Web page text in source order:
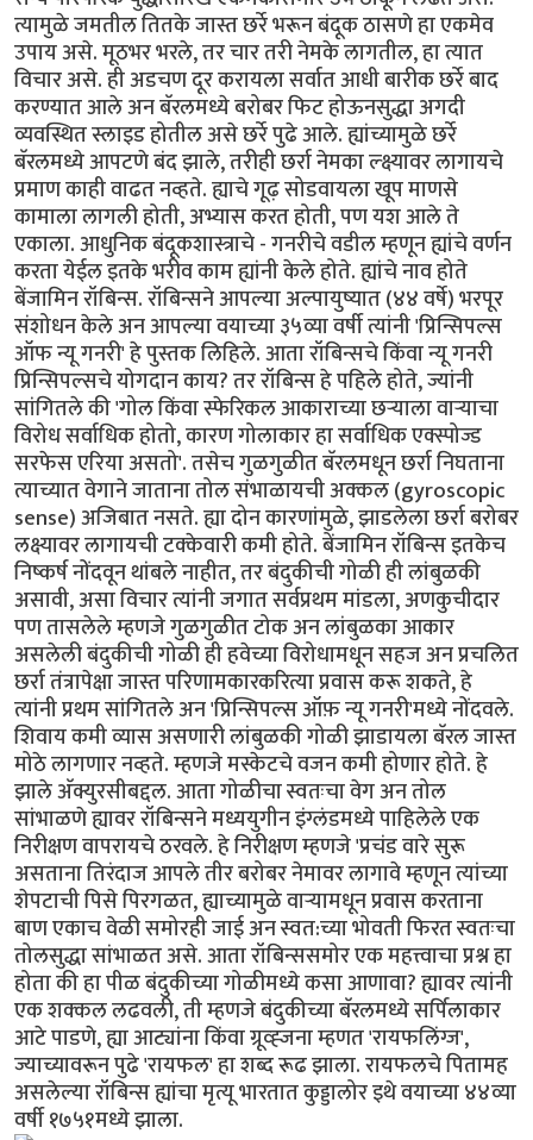
त्यामुळे जमतील तितके जास्त छर्रे भरून बंदूक ठासणे हा एकमेव
उपाय असे. मूठभर भरले, तर चार तरी नेमके लागतील, हा त्यात
विचार असे. ही अडचण दूर करायला सर्वात आधी बारीक छर्रे बाद
करण्यात आले अन बॅरलमध्ये बरोबर फिट होऊनसुद्धा अगदी
व्यवस्थित स्लाइड होतील असे छर्रे पुढे आले. ह्यांच्यामुळे छर्रे
बॅरलमध्ये आपटणे बंद झाले, तरीही छर्रा नेमका ल्क्ष्यावर लागायचे
प्रमाण काही वाढत नव्हते. ह्याचे गूढ़ सोडवायला खूप माणसे
कामाला लागली होती, अभ्यास करत होती, पण यश आले ते
एकाला. आधुनिक बंदूकशास्त्राचे - गनरीचे वडील म्हणून ह्यांचे वर्णन
करता येईल इतके भरीव काम ह्यांनी केले होते. ह्यांचे नाव होते
बेंजामिन रॉबिन्स. रॉबिन्सने आपल्या अल्पायुष्यात (४४ वर्षे) भरपूर
संशोधन केले अन आपल्या वयाच्या ३५व्या वर्षी त्यांनी 'प्रिन्सिपल्स
ऑफ न्यू गनरी' हे पुस्तक लिहिले. आता रॉबिन्सचे किंवा न्यू गनरी
प्रिन्सिपल्सचे योगदान काय? तर रॉबिन्स हे पहिले होते, ज्यांनी
सांगितले की 'गोल किंवा स्फेरिकल आकाराच्या छर्‍याला वार्‍याचा
विरोध सर्वाधिक होतो, कारण गोलाकार हा सर्वाधिक एक्स्पोज्ड
सरफेस एरिया असतो'. तसेच गुळगुळीत बॅरलमधून छर्रा निघताना
त्याच्यात वेगाने जाताना तोल संभाळायची अक्कल (gyroscopic
sense) अजिबात नसते. ह्या दोन कारणांमुळे, झाडलेला छर्रा बरोबर
लक्ष्यावर लागायची टक्केवारी कमी होते. बेंजामिन रॉबिन्स इतकेच
निष्कर्ष नोंदवून थांबले नाहीत, तर बंदुकीची गोळी ही लांबुळकी
असावी, असा विचार त्यांनी जगात सर्वप्रथम मांडला, अणकुचीदार
पण तासलेले म्हणजे गुळगुळीत टोक अन लांबुळका आकार
असलेली बंदुकीची गोळी ही हवेच्या विरोधामधून सहज अन प्रचलित
छर्रा तंत्रापेक्षा जास्त परिणामकारकरित्या प्रवास करू शकते, हे
त्यांनी प्रथम सांगितले अन 'प्रिन्सिपल्स ऑफ़ न्यू गनरी'मध्ये नोंदवले.
शिवाय कमी व्यास असणारी लांबुळकी गोळी झाडायला बॅरल जास्त
मोठे लागणार नव्हते. म्हणजे मस्केटचे वजन कमी होणार होते. हे
झाले अ‍ॅक्युरसीबद्दल. आता गोळीचा स्वतःचा वेग अन तोल
सांभाळणे ह्यावर रॉबिन्सने मध्ययुगीन इंग्लंडमध्ये पाहिलेले एक
निरीक्षण वापरायचे ठरवले. हे निरीक्षण म्हणजे 'प्रचंड वारे सुरू
असताना तिरंदाज आपले तीर बरोबर नेमावर लागावे म्हणून त्यांच्या
शेपटाची पिसे पिरगळत, ह्याच्यामुळे वार्‍यामधून प्रवास करताना
बाण एकाच वेळी समोरही जाई अन स्वत:च्या भोवती फिरत स्वतःचा
तोलसुद्धा सांभाळत असे. आता रॉबिन्ससमोर एक महत्त्वाचा प्रश्न हा
होता की हा पीळ बंदुकीच्या गोळीमध्ये कसा आणावा? ह्यावर त्यांनी
एक शक्कल लढवली, ती म्हणजे बंदुकीच्या बॅरलमध्ये सर्पिलाकार
आटे पाडणे, ह्या आट्यांना किंवा ग्रूव्ह्जना म्हणत 'रायफलिंग्ज',
ज्याच्यावरून पुढे 'रायफल' हा शब्द रूढ झाला. रायफलचे पितामह
असलेल्या रॉबिन्स ह्यांचा मृत्यू भारतात कुड्डालोर इथे वयाच्या ४४व्या
वर्षी १७५१मध्ये झाला.